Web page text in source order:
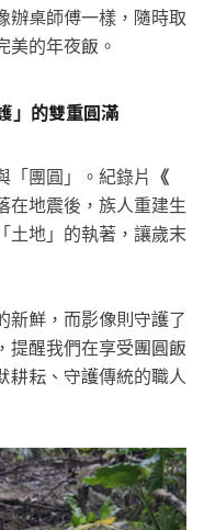
辦桌師傅一樣，隨時取
美的年夜飯。
」的雙重圓滿
「團圓」。紀錄片
《
在地震後，族人重建生
土地」的執著，讓歲末
新鮮，而影像則守護了
提醒我們在享受團圓飯
耕耘、守護傳統的職人